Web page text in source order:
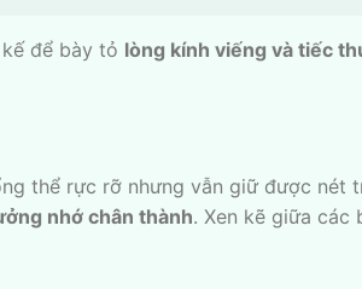
để bày tỏ lòng kính viếng và tiếc
thể rực rỡ nhưng vẫn giữ được nét
nhớ chân thành. Xen kẽ giữa các